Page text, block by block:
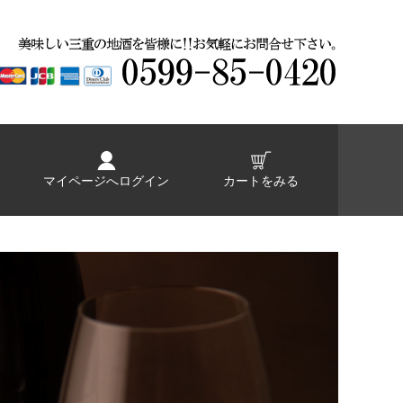
マイページへログイン カートをみる